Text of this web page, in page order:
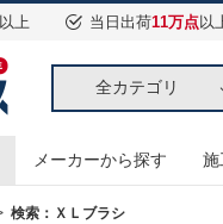
以上 当日出荷11万点以
全カテゴリ
メーカーから探す 施
検索：ＸＬブラシ